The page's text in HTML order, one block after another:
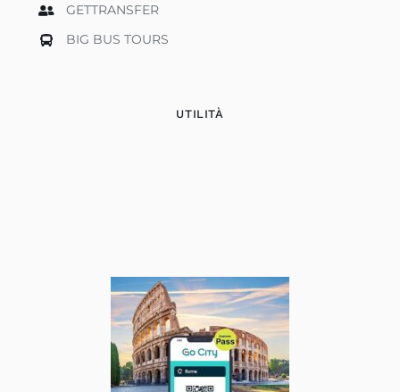
GETTRANSFER
BIG BUS TOURS
UTILITÀ